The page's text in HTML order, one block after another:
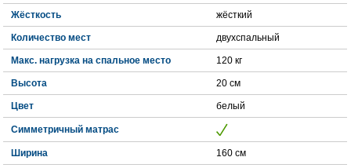
Жёсткость жёсткий
Количество мест двухспальный
Макс. нагрузка на спальное место 120 кг
Высота 20 см
Цвет белый
Симметричный матрас
Ширина 160 см